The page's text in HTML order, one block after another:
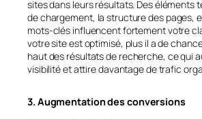
sites dans leurs résultats. Des éléments
de chargement, la structure des pages,
mots-clés influencent fortement votre
votre site est optimisé, plus il a de
haut des résultats de recherche, ce qui
visibilité et attire davantage de trafic
3. Augmentation des conversions